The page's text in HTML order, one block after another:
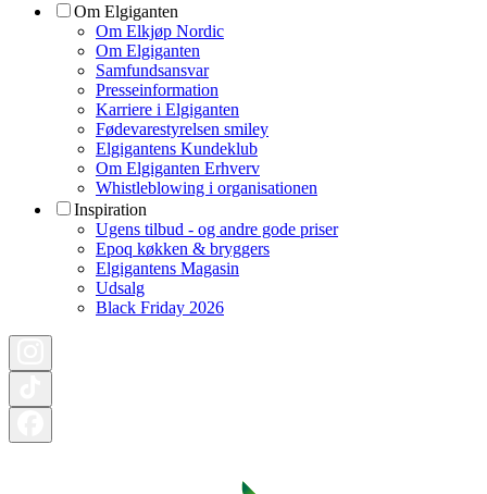
Om Elgiganten
Om Elkjøp Nordic
Om Elgiganten
Samfundsansvar
Presseinformation
Karriere i Elgiganten
Fødevarestyrelsen smiley
Elgigantens Kundeklub
Om Elgiganten Erhverv
Whistleblowing i organisationen
Inspiration
Ugens tilbud - og andre gode priser
Epoq køkken & bryggers
Elgigantens Magasin
Udsalg
Black Friday 2026